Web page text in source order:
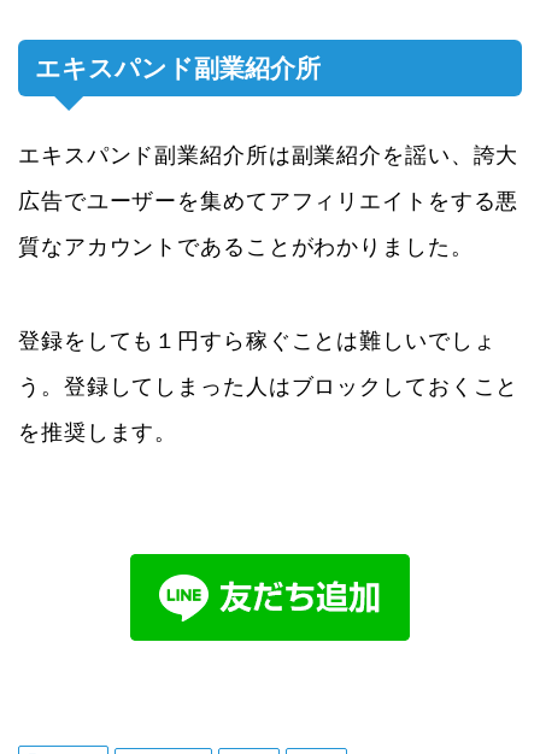
エキスパンド副業紹介所
エキスパンド副業紹介所は副業紹介を謡い、誇大
広告でユーザーを集めてアフィリエイトをする悪
質なアカウントであることがわかりました。
登録をしても１円すら稼ぐことは難しいでしょ
う。登録してしまった人はブロックしておくこと
を推奨します。